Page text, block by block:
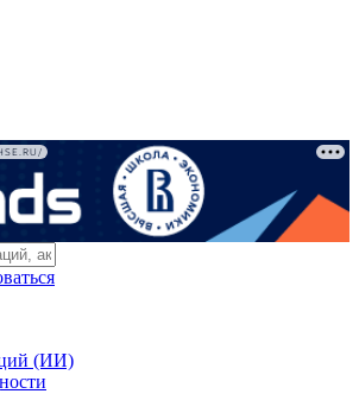
(ИИ)